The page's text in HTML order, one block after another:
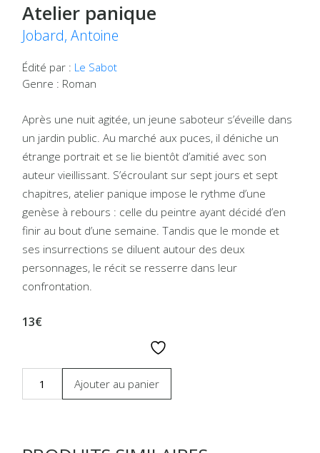
Atelier panique
Jobard, Antoine
Édité par : Le Sabot
Genre : Roman
Après une nuit agitée, un jeune saboteur s’éveille dans
un jardin public. Au marché aux puces, il déniche un
étrange portrait et se lie bientôt d’amitié avec son
auteur vieillissant. S’écroulant sur sept jours et sept
chapitres, atelier panique impose le rythme d’une
genèse à rebours : celle du peintre ayant décidé d’en
finir au bout d’une semaine. Tandis que le monde et
ses insurrections se diluent autour des deux
personnages, le récit se resserre dans leur
confrontation.
13€
Ajouter au panier